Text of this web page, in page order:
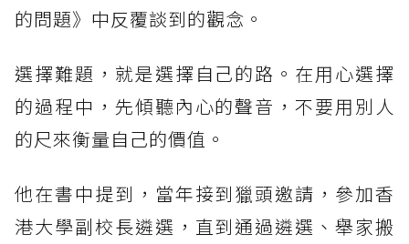
的問題》中反覆談到的觀念。
選擇難題，就是選擇自己的路。在用心選擇
的過程中，先傾聽內心的聲音，不要用別人
的尺來衡量自己的價值。
他在書中提到，當年接到獵頭邀請，參加香
港大學副校長遴選，直到通過遴選、舉家搬